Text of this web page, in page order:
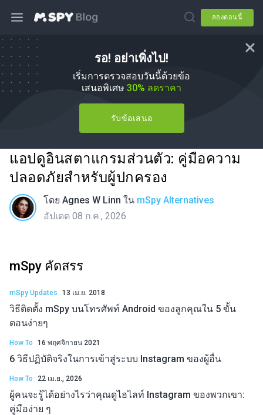
ลองตอนนี้
รอ! อย่าเพิ่งไป!
เริ่มการตรวจสอบวันนี้ด้วยข้อ
เสนอพิเศษ 30% ลดราคา
รับข้อเสนอ
แอปดูอินสตาแกรมส่วนตัว: คู่มือความ
ปลอดภัยสำหรับผู้ปกครอง
โดย Agnes W Linn ใน mSpy Alternatives
อัปเดต 08 ก.ค., 2026
mSpy คัดสรร
mSpy Updates 13 เม.ย. 2018
วิธีติดตั้ง mSpy บนโทรศัพท์ Android ของลูกคุณใน 5 ขั้น
ตอนง่ายๆ
How To 16 พฤศจิกายน 2021
6 วิธีปฏิบัติจริงในการเข้าสู่ระบบ Instagram ของผู้อื่น
How To 22 เม.ย., 2026
ผู้คนจะรู้ได้อย่างไรว่าคุณดูไฮไลท์ Instagram ของพวกเขา:
คู่มือง่าย ๆ